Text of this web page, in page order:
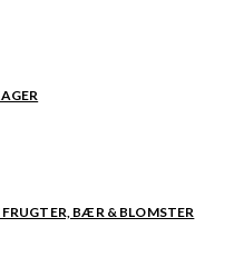
BÆR & BLOMSTER